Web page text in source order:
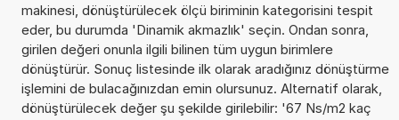
makinesi, dönüştürülecek ölçü biriminin kategorisini tespit
eder, bu durumda 'Dinamik akmazlık' seçin. Ondan sonra,
girilen değeri onunla ilgili bilinen tüm uygun birimlere
dönüştürür. Sonuç listesinde ilk olarak aradığınız dönüştürme
işlemini de bulacağınızdan emin olursunuz. Alternatif olarak,
dönüştürülecek değer şu şekilde girilebilir: '67 Ns/m2 kaç